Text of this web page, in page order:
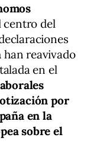
centro del
han reavivado
en el
por
en la
sobre el